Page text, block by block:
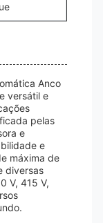
Anco
versátil e
pelas
e
e
máxima de
diversas
V, 415 V,